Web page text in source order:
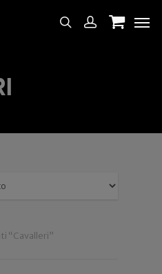
“Cavalleri”